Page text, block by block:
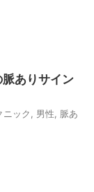
ありサイン
ニック 男性
脈あ